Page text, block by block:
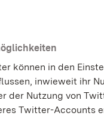
können in den
inwieweit ihr
der Nutzung von
Twitter-Accounts